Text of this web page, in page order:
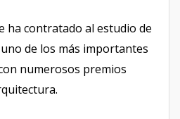
ha contratado al estudio de
de los más importantes
numerosos premios